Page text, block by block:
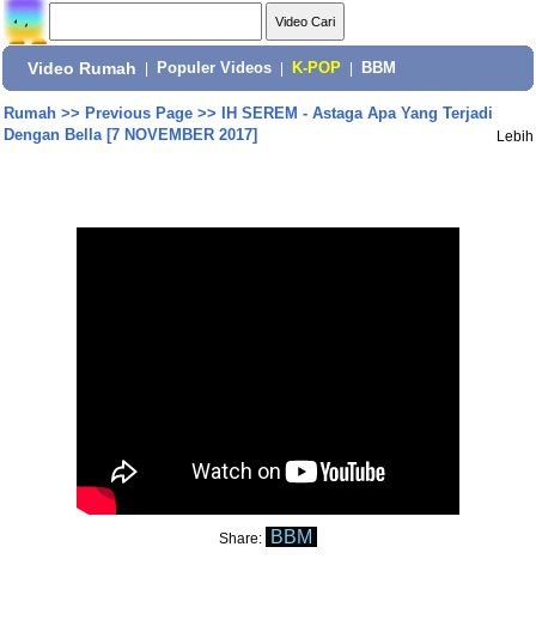
Video Rumah Populer Videos K-POP BBM
Rumah>> Previous Page>>
IH SEREM - Astaga Apa Yang Terjadi
Dengan Bella [7 NOVEMBER 2017]
Lebih
Share: BBM